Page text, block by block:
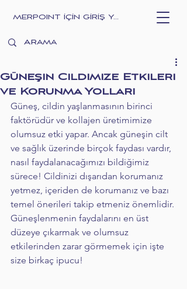
MERPOINT İÇİN GİRİŞ YAPIN
Güneşin Cildimize Etkileri
ve Korunma Yolları
Güneş, cildin yaşlanmasının birinci
faktörüdür ve kollajen üretimimize
olumsuz etki yapar. Ancak güneşin cilt
ve sağlık üzerinde birçok faydası vardır,
nasıl faydalanacağımızı bildiğimiz
sürece! Cildinizi dışarıdan korumanız
yetmez, içeriden de korumanız ve bazı
temel önerileri takip etmeniz önemlidir.
Güneşlenmenin faydalarını en üst
düzeye çıkarmak ve olumsuz
etkilerinden zarar görmemek için işte
size birkaç ipucu!